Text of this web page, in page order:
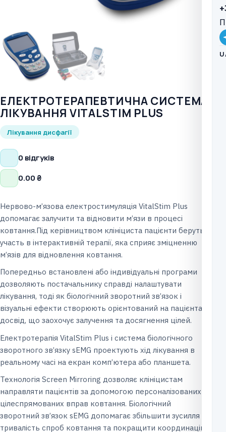
ЕЛЕКТРОТЕРАПЕВТИЧНА СИСТЕМА
ЛІКУВАННЯ VITALSTIM PLUS
Лікування дисфагії
0 відгуків
0.00₴
Нервово-м’язова електростимуляція VitalStim Plus
допомагає залучити та відновити м’язи в процесі
ковтання.Під керівництвом клініциста пацієнти беруть
участь в інтерактивній терапії, яка сприяє зміцненню
м’язів для відновлення ковтання.
Попередньо встановлені або індивідуальні програми
дозволяють постачальнику справді налаштувати
лікування, тоді як біологічний зворотний зв’язок і
візуальні ефекти створюють орієнтований на пацієнта
досвід, що заохочує залучення та досягнення цілей.
Електротерапія VitalStim Plus і система біологічного
зворотного зв’язку sEMG проектують хід лікування в
реальному часі на екран комп’ютера або планшета.
Технологія Screen Mirroring дозволяє клініцистам
направляти пацієнтів за допомогою персоналізованих
цілеспрямованих вправ ковтання. Біологічний
зворотний зв’язок sEMG допомагає збільшити зусилля та
тривалість спроб ковтання та покращити координацію.